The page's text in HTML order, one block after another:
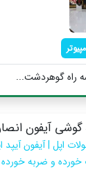
راه گوهردشت...
گوشی آیفون
اپل | آیفون
و ضربه